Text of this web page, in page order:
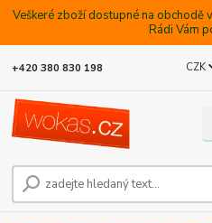
Veškeré zboží dostupné na obchodě
Rádi Vám
CZK
+420 380 830 198